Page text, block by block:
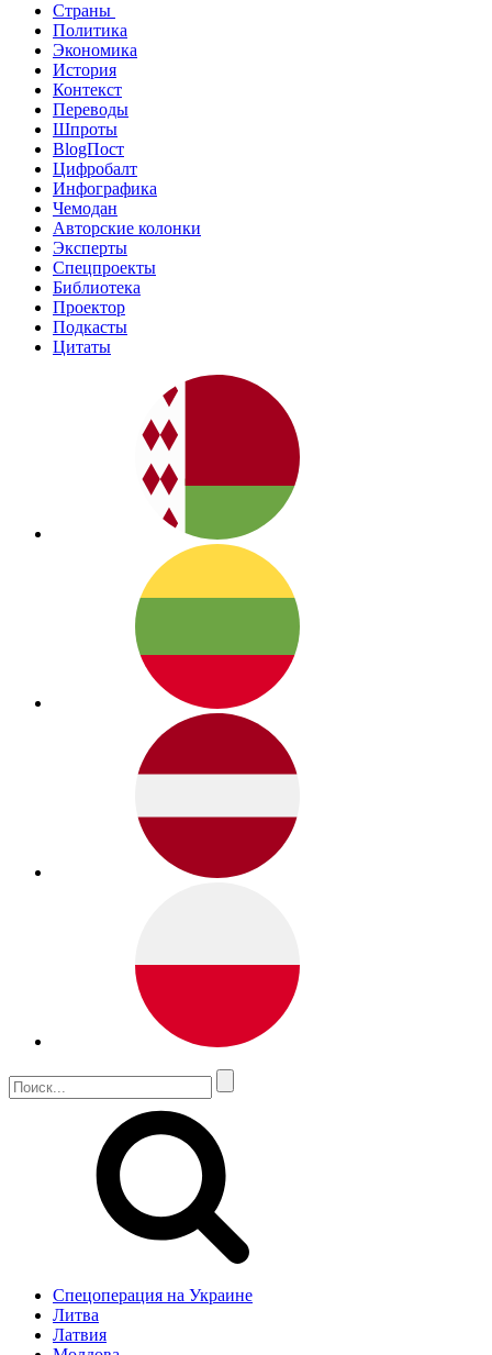
Страны
Политика
Экономика
История
Контекст
Переводы
Шпроты
BlogПост
Цифробалт
Инфографика
Чемодан
Авторские колонки
Эксперты
Спецпроекты
Библиотека
Проектор
Подкасты
Цитаты
Спецоперация на Украине
Литва
Латвия